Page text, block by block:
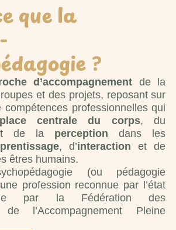
que la
?
d’accompagnement de la
et des projets, reposant sur
compétences professionnelles qui
place centrale du corps, du
de la perception dans les
, d’interaction et de
êtres humains.
(ou pédagogie
profession reconnue par l’état
par la Fédération des
de l’Accompagnement Pleine